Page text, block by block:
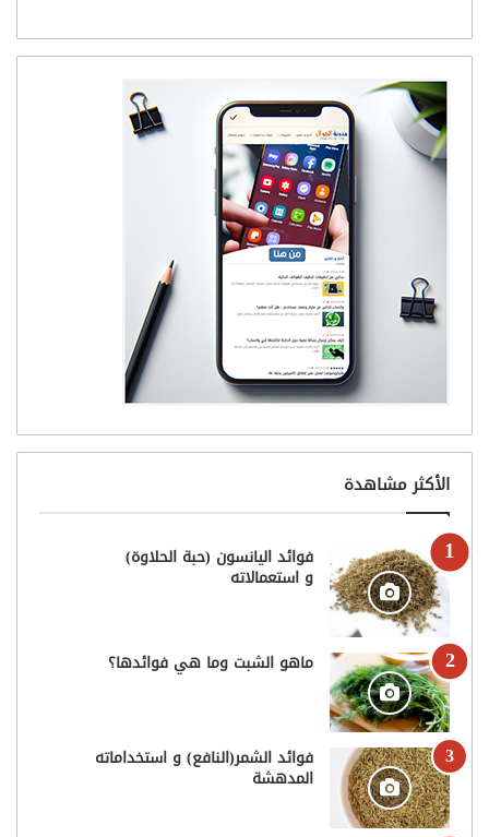
الأكثر مشاهدة
فوائد اليانسون (حبة الحلاوة)
و استعمالاته
ماهو الشبت وما هي فوائدها؟
فوائد الشمر(النافع) و استخداماته
المدهشة